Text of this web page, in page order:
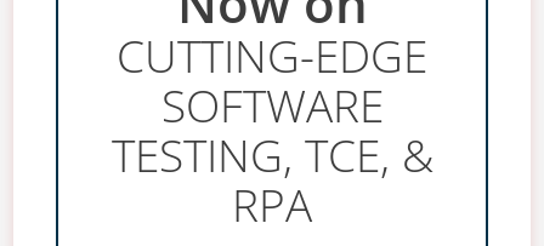
CUTTING-EDGE
SOFTWARE
TESTING, TCE, &
RPA